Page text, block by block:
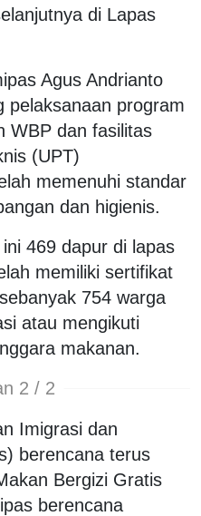
di Lapas
Agus Andrianto
pelaksanaan program
WBP dan fasilitas
(UPT)
memenuhi standar
dan higienis.
469 dapur di lapas
memiliki sertifikat
754 warga
atau mengikuti
makanan.
2 / 2
Imigrasi dan
berencana terus
Bergizi Gratis
berencana